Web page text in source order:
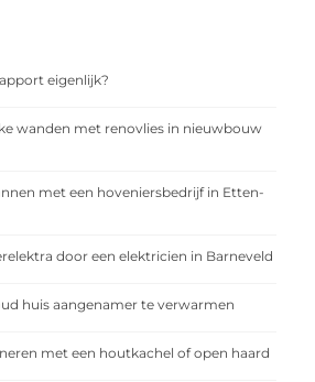
eigenlijk?
wanden met renovlies in nieuwbouw
met een hoveniersbedrijf in Etten-
door een elektricien in Barneveld
huis aangenamer te verwarmen
met een houtkachel of open haard